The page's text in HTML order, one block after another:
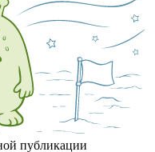
публикации